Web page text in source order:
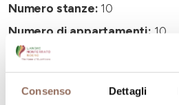
Consenso Dettagli
Numero stanze: 10
Numero di appartamenti: 10
Numero di bagni:
Numero letti:24